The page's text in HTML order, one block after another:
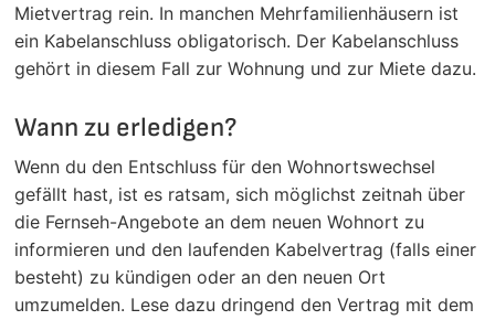
Mietvertrag rein. In manchen Mehrfamilienhäusern ist
ein Kabelanschluss obligatorisch. Der Kabelanschluss
gehört in diesem Fall zur Wohnung und zur Miete dazu.
Wann zu erledigen?
Wenn du den Entschluss für den Wohnortswechsel
gefällt hast, ist es ratsam, sich möglichst zeitnah über
die Fernseh-Angebote an dem neuen Wohnort zu
informieren und den laufenden Kabelvertrag (falls einer
besteht) zu kündigen oder an den neuen Ort
umzumelden. Lese dazu dringend den Vertrag mit dem